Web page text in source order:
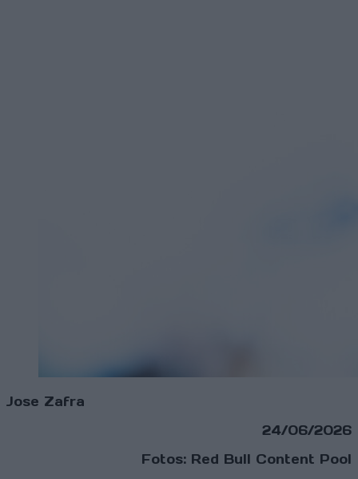
Jose Zafra
24/06/2026
Fotos: Red Bull Content Pool